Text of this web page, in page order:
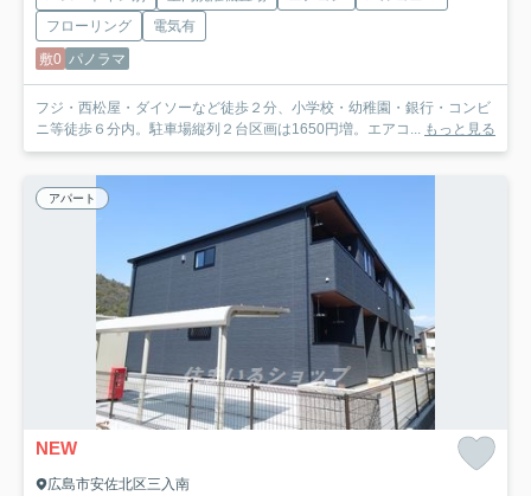
フローリング
電気有
敷0 パノラマ
フジ・西松屋・ダイソーなど徒歩２分、小学校・幼稚園・銀行・コンビ
ニ等徒歩６分内。駐車場縦列２台区画は1650円増。エアコ... もっと見る
アパート
NEW
広島市安佐北区三入南